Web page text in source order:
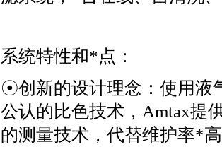
系统特性和*点：
☉创新的设计理念：使用液
公认的比色技术，Amtax提
的测量技术，代替维护率*